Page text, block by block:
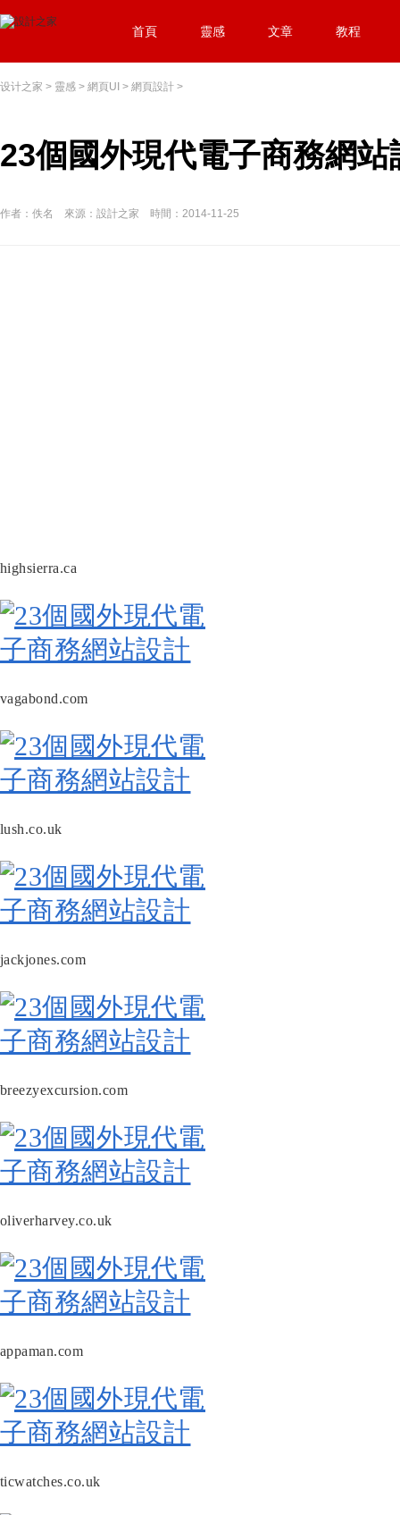
首頁 靈感 文章 教程
设计之家 > 靈感 > 網頁UI > 網頁設計 >
23個國外現代電子商務網站
作者：佚名 來源：設計之家 時間：2014-11-25
highsierra.ca
vagabond.com
lush.co.uk
jackjones.com
breezyexcursion.com
oliverharvey.co.uk
appaman.com
ticwatches.co.uk